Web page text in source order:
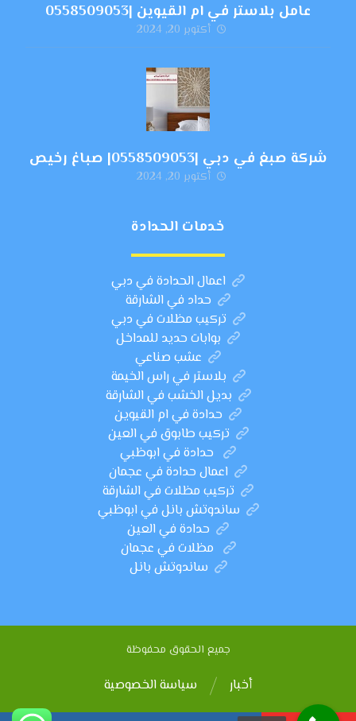
عامل بلاستر في ام القيوين |0558509053
أكتوبر 20, 2024
شركة صبغ في دبي |0558509053| صباغ رخيص
أكتوبر 20, 2024
خدمات الحدادة
اعمال الحدادة في دبي
حداد في الشارقة
تركيب مظلات في دبي
بوابات حديد للمداخل
عشب صناعي
بلاستر في راس الخيمة
بديل الخشب في الشارقة
حدادة في ام القيوين
تركيب طابوق في العين
حدادة في ابوظبي
اعمال حدادة في عجمان
تركيب مظلات في الشارقة
ساندوتش بانل في ابوظبي
حدادة في العين
مظلات في عجمان
ساندوتش بانل
جميع الحقوق محفوظة
سياسة الخصوصية أخبار